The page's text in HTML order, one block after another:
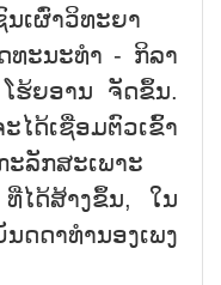
ເຜົ່າວິທະຍາ
ທະນະທຳ - ກິລາ
ຮ້ຍອານ ຈັດຂຶ້ນ.
ດ້ເຊື່ອມຕົວເຂົ້າ
ະລັກສະເພາະ
ໄດ້ສ້າງຂຶ້ນ, ໃນ
ດາທຳນອງເພງ